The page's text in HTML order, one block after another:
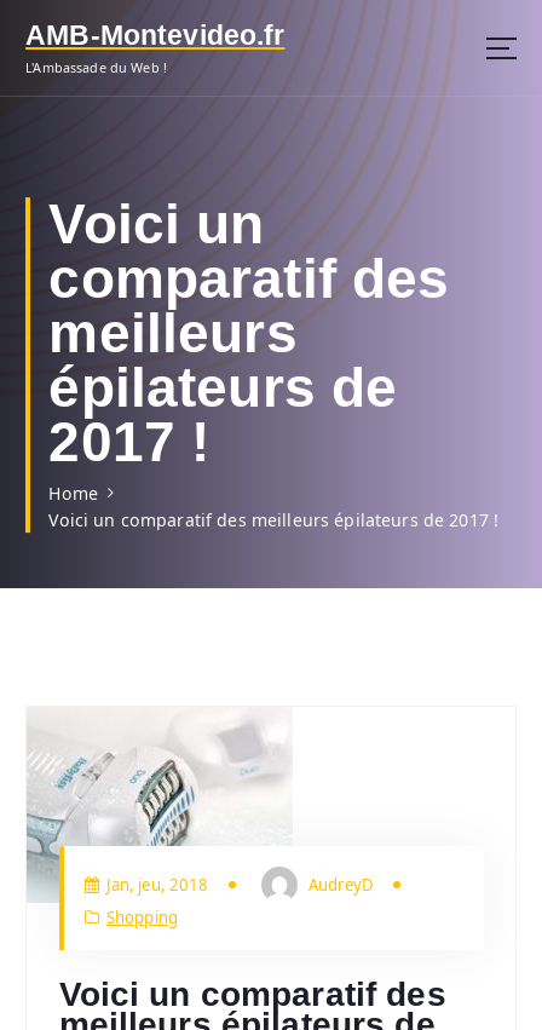
p
AMB-Montevideo.fr
L'Ambassade du Web !
Voici un
comparatif des
meilleurs
épilateurs de
2017 !
Home
Voici un comparatif des meilleurs épilateurs de 2017 !
Jan, jeu, 2018
AudreyD
Shopping
Voici un comparatif des